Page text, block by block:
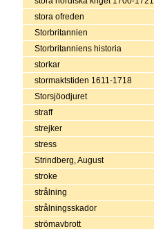
stora ofreden
Storbritannien
Storbritanniens historia
storkar
stormaktstiden 1611-1718
Storsjöodjuret
straff
strejker
stress
Strindberg, August
stroke
strålning
strålningsskador
strömavbrott